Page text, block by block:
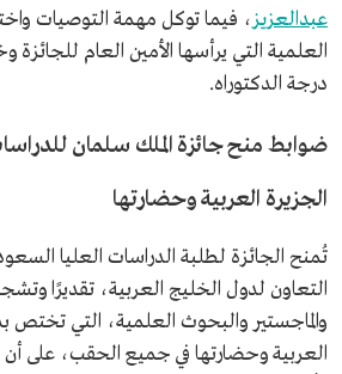
عبدالعزيز، فيما توكل مهمة التوصيات
العلمية التي يرأسها الأمين العام
درجة الدكتوراه.
ضوابط منح جائزة الملك سلمان
الجزيرة العربية وحضارتها
تُمنح الجائزة لطلبة الدراسات العليا
التعاون لدول الخليج العربية، تقديرًا
والماجستير والبحوث العلمية، التي تختص
العربية وحضارتها في جميع الحقب، على